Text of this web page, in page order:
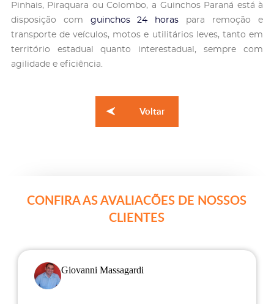
Pinhais, Piraquara ou Colombo, a Guinchos Paraná está à
disposição com guinchos 24 horas para remoção e
transporte de veículos, motos e utilitários leves, tanto em
território estadual quanto interestadual, sempre com
agilidade e eficiência.
Voltar
CONFIRA AS AVALIACÕES DE NOSSOS
CLIENTES
Giovanni Massagardi